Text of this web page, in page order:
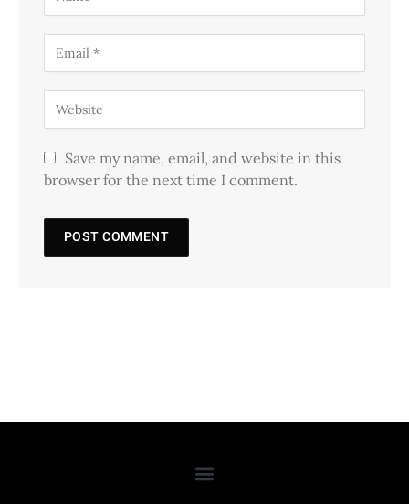
Save my name, email, and website in this
browser for the next time I comment.